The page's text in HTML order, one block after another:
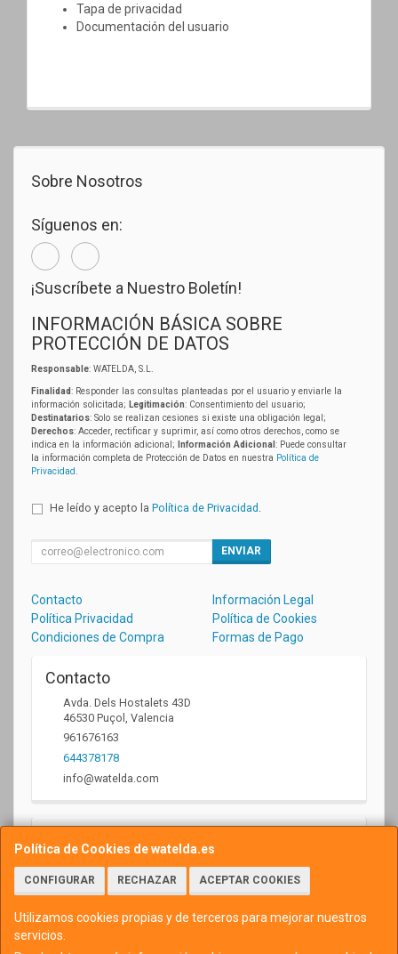
Tapa de privacidad
Documentación del usuario
Política de Cookies de watelda.es
CONFIGURAR RECHAZAR ACEPTAR COOKIES
Utilizamos cookies propias y de terceros para mejorar nuestros
servicios.
Sobre Nosotros
Síguenos en:
¡Suscríbete a Nuestro Boletín!
INFORMACIÓN BÁSICA SOBRE
PROTECCIÓN DE DATOS
Responsable: WATELDA, S.L.
Finalidad: Responder las consultas planteadas por el usuario y enviarle la
información solicitada; Legitimación: Consentimiento del usuario;
Destinatarios: Solo se realizan cesiones si existe una obligación legal;
Derechos: Acceder, rectificar y suprimir, así como otros derechos, como se
indica en la información adicional;
Información Adicional : Puede consultar
la información completa de Protección de Datos en nuestra Política de
Privacidad
He leído y acepto la Política de Privacidad
ENVIAR
Contacto
Información Legal
Política Privacidad
Política de Cookies
Condiciones de Compra
Formas de Pago
Contacto
Avda. Dels Hostalets 43D
46530 Puçol Valencia
961676163
644378178
info@watelda.com